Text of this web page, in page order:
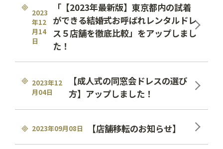
2023
年12
月14
日
「【2023年最新版】東京都内の試着
ができる結婚式お呼ばれレンタルドレ
ス５店舗を徹底比較」をアップしまし
た！
2023年12
月04日
【成人式の同窓会ドレスの選び
方】アップしました！
2023年09月08日 【店舗移転のお知らせ】